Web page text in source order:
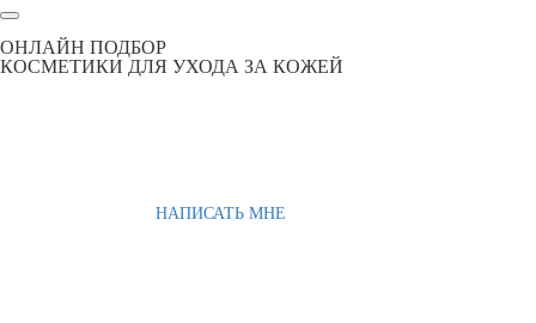
ОНЛАЙН ПОДБОР
КОСМЕТИКИ ДЛЯ УХОДА ЗА КОЖЕЙ
НАПИСАТЬ МНЕ